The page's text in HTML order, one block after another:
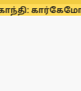
மோஜ்தபா